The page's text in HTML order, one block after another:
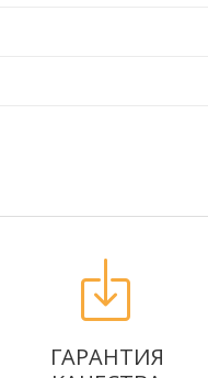
ГАРАНТИЯ